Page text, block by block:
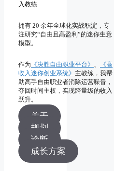
入教练
拥有 20 余年全球化实战积淀，专
注研究“自由且高盈利”的迷你生意
模型。
作为 《决胜自由职业平台》 、
《高
收入迷你创业系统》 主教练，我帮
助高手自由职业者消除运营噪音，
夺回时间主权，实现跨量级的收入
跃升。
关于
规划
诊断
成长方案